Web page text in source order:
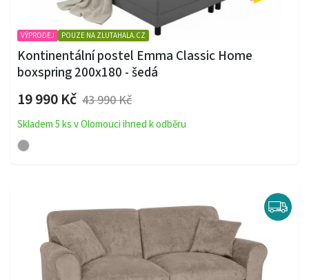
VÝPRODEJ POUZE NA ZLUTAHALA.CZ
Kontinentální postel Emma Classic Home
boxspring 200x180 - šedá
19 990 Kč 43 990 Kč
Skladem 5 ks v Olomouci ihned k odběru